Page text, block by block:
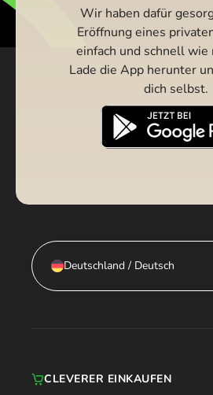
Wir haben dafür
Eröffnung eines
einfach und schnell wie
Lade die App herunter
dich selbst.
Deutschland / Deutsch
CLEVERER EINKAUFEN